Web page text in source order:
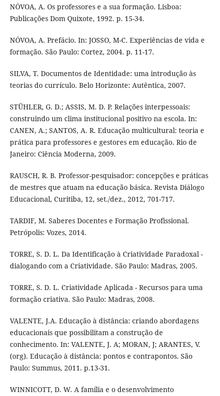
NÓVOA, A. Os professores e a sua formação. Lisboa:
Publicações Dom Quixote, 1992. p. 15-34.
NÓVOA, A. Prefácio. In: JOSSO, M-C. Experiências de vida e
formação. São Paulo: Cortez, 2004. p. 11-17.
SILVA, T. Documentos de Identidade: uma introdução às
teorias do currículo. Belo Horizonte: Autêntica, 2007.
STÜHLER, G. D.; ASSIS, M. D. P. Relações interpessoais:
construindo um clima institucional positivo na escola. In:
CANEN, A.; SANTOS, A. R. Educação multicultural: teoria e
prática para professores e gestores em educação. Rio de
Janeiro: Ciência Moderna, 2009.
RAUSCH, R. B. Professor-pesquisador: concepções e práticas
de mestres que atuam na educação básica. Revista Diálogo
Educacional, Curitiba, 12, set./dez., 2012, 701-717.
TARDIF, M. Saberes Docentes e Formação Profissional.
Petrópolis: Vozes, 2014.
TORRE, S. D. L. Da Identificação à Criatividade Paradoxal -
dialogando com a Criatividade. São Paulo: Madras, 2005.
TORRE, S. D. L. Criatividade Aplicada - Recursos para uma
formação criativa. São Paulo: Madras, 2008.
VALENTE, J.A. Educação à distância: criando abordagens
educacionais que possibilitam a construção de
conhecimento. In: VALENTE, J. A; MORAN, J; ARANTES, V.
(org). Educação à distância: pontos e contrapontos. São
Paulo: Summus, 2011. p.13-31.
WINNICOTT, D. W. A família e o desenvolvimento